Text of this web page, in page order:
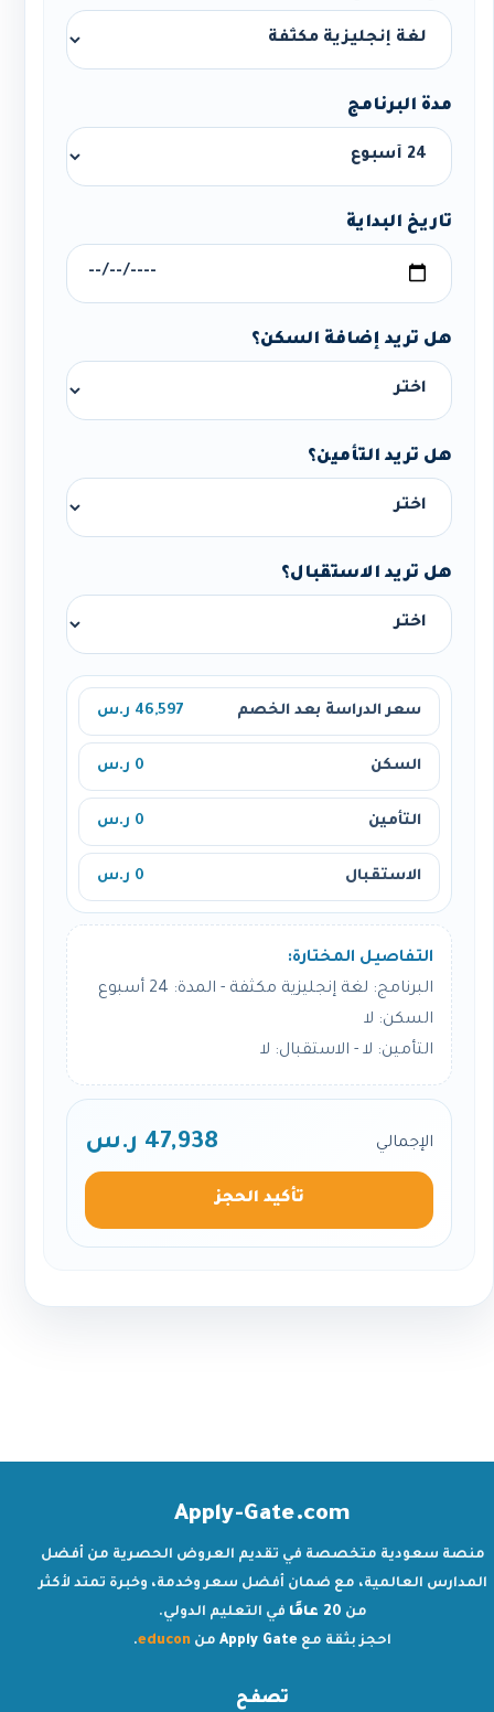
مدة البرنامج
تاريخ البداية
هل تريد إضافة السكن؟
هل تريد التأمين؟
هل تريد الاستقبال؟
سعر الدراسة بعد الخصم 46,597 ر.س
السكن 0 ر.س
التأمين 0 ر.س
الاستقبال 0 ر.س
التفاصيل المختارة:
البرنامج: لغة إنجليزية مكثفة - المدة: 24 أسبوع
السكن: لا
التأمين: لا - الاستقبال: لا
الإجمالي 47,938 ر.س
تأكيد الحجز
Apply-Gate.com
منصة سعودية متخصصة في تقديم العروض الحصرية من أفضل
المدارس العالمية، مع ضمان أفضل سعر وخدمة، وخبرة تمتد لأكثر
من 20 عامًا
في التعليم الدولي.
احجز بثقة مع Apply Gate من educon
.
تصفح